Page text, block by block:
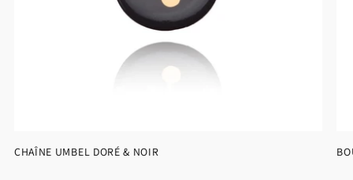
CHAÎNE UMBEL DORÉ & NOIR